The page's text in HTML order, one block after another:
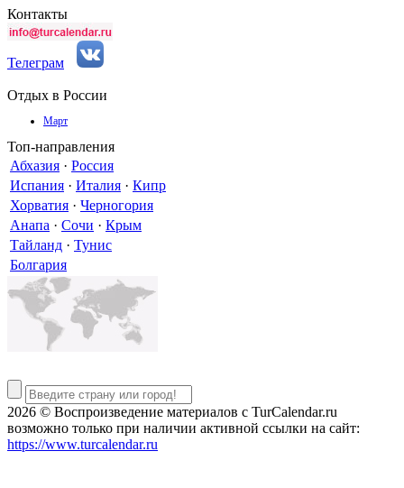
Контакты
Телеграм
Отдых в России
Март
Топ-направления
Абхазия · Россия
Испания · Италия · Кипр
Хорватия · Черногория
Анапа · Сочи · Крым
Тайланд · Тунис
Болгария
2026 © Воспроизведение материалов c TurCalendar.ru
возможно только при наличии активной ссылки на сайт:
https://www.turcalendar.ru